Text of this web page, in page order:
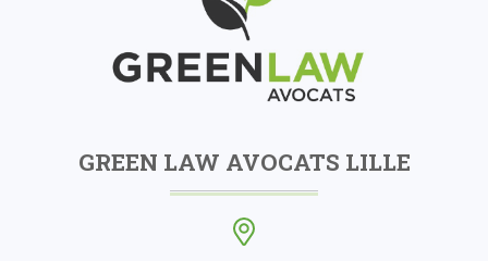
GREEN LAW AVOCATS LILLE